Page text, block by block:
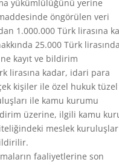
yükümlülüğünü yerine
öngörülen veri
1.000.000 Türk lirasına
25.000 Türk
kayıt ve bildirim
lirasına kadar, idari para
kişiler ile özel hukuk tüzel
ile kamu kurumu
üzerine, ilgili kamu
meslek
faaliyetlerine son